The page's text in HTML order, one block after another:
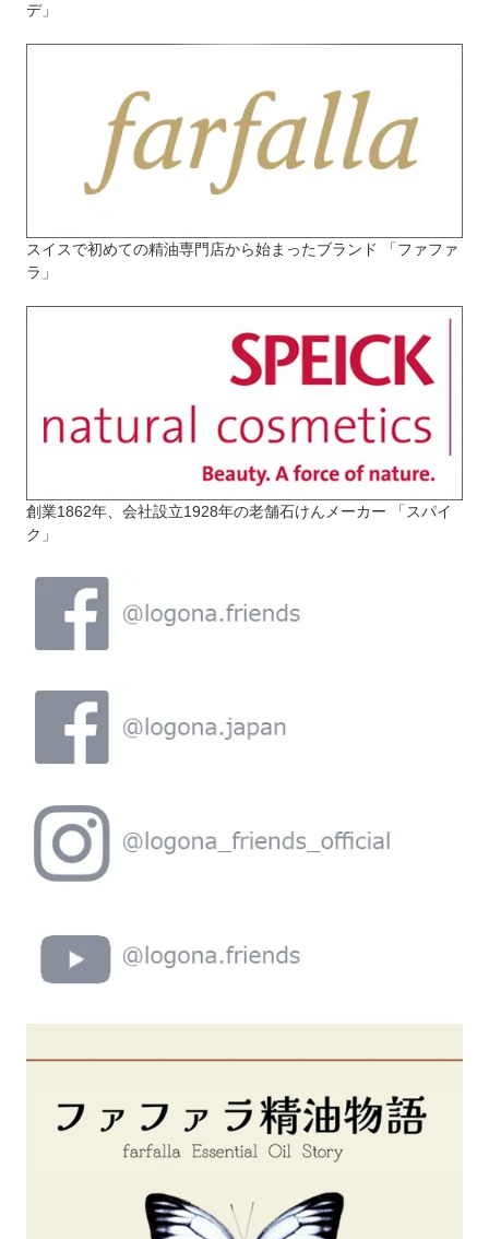
デ」
スイスで初めての精油専門店から始まったブランド 「ファファ
ラ」
創業1862年、会社設立1928年の老舗石けんメーカー 「スパイ
ク」